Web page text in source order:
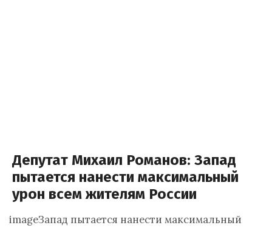
Депутат Михаил Романов: Запад
пытается нанести максимальный
урон всем жителям России
imageЗапад пытается нанести максимальный